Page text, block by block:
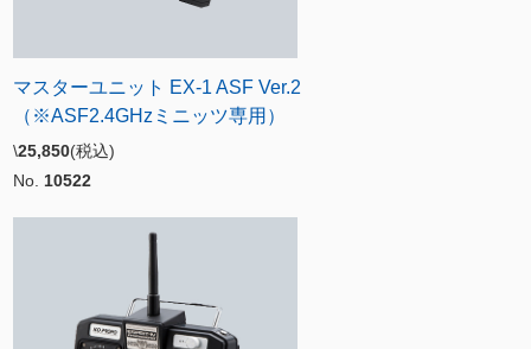
マスターユニット EX-1 ASF Ver.2
（※ASF2.4GHzミニッツ専用）
\25,850(税込)
No. 10522